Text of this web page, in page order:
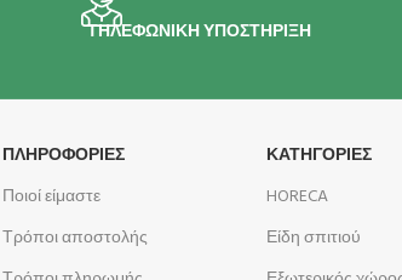
ΤΗΛΕΦΩΝΙΚΗ ΥΠΟΣΤΗΡΙΞΗ
ΠΛΗΡΟΦΟΡΊΕΣ
Ποιοί είμαστε
Τρόποι αποστολής
ΚΑΤΗΓΟΡΙΕΣ
HORECA
Είδη σπιτιού